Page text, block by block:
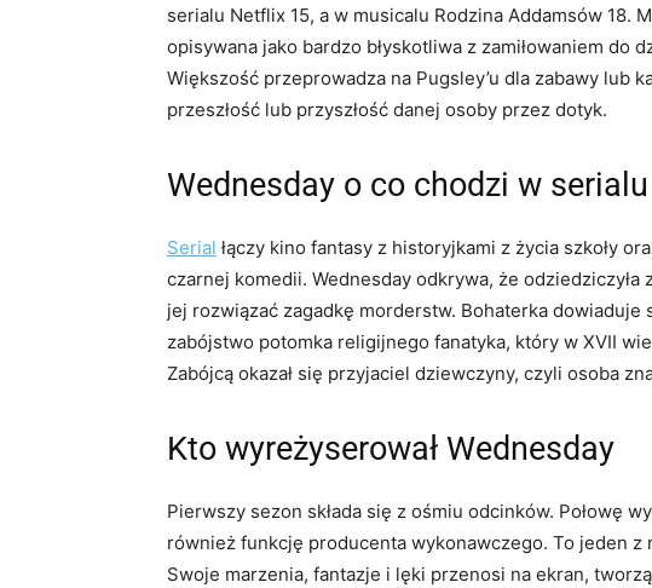
serialu Netflix 15, a w musicalu Rodzina Addamsów 18.
opisywana jako bardzo błyskotliwa z zamiłowaniem do
Większość przeprowadza na Pugsley’u dla zabawy lub
przeszłość lub przyszłość danej osoby przez dotyk.
Wednesday o co chodzi w serialu
Serial łączy kino fantasy z historyjkami z życia szkoły
czarnej komedii. Wednesday odkrywa, że
jej rozwiązać zagadkę morderstw. Bohaterka
zabójstwo potomka religijnego fanatyka, który w XVII
Zabójcą okazał się przyjaciel dziewczyny, czyli osoba
Kto wyreżyserował Wednesday
Pierwszy sezon składa się z ośmiu odcinków. Połowę
również funkcję producenta wykonawczego. To jeden
Swoje marzenia, fantazje i lęki przenosi na ekran,